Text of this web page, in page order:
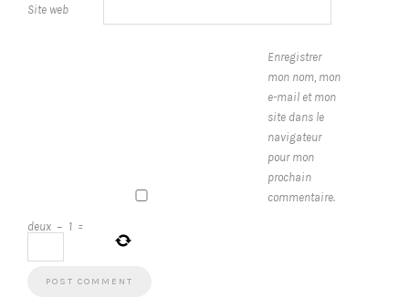
Site web
Enregistrer
mon nom, mon
e-mail et mon
site dans le
navigateur
pour mon
prochain
commentaire.
deux − 1 =